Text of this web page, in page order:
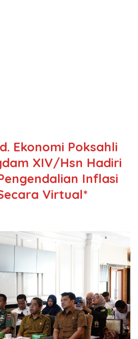
Ekonomi Poksahli
XIV/Hsn Hadiri
Inflasi
Virtual*